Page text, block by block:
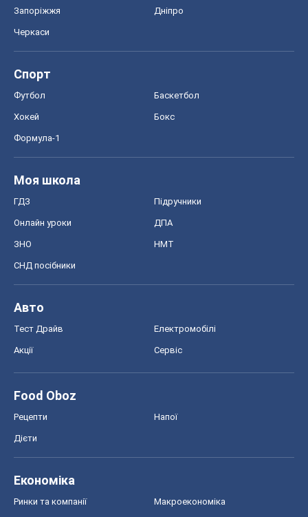
Запоріжжя Дніпро
Черкаси
Спорт
Футбол Баскетбол
Хокей Бокс
Формула-1
Моя школа
ГДЗ Підручники
Онлайн уроки ДПА
ЗНО НМТ
СНД посібники
Авто
Тест Драйв Електромобілі
Акції Сервіс
Food Oboz
Рецепти Напої
Дієти
Економіка
Ринки та компанії Макроекономіка